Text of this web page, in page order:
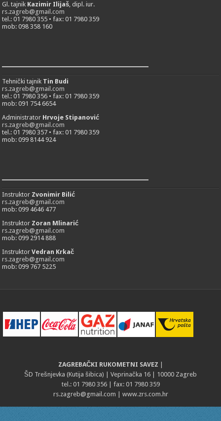
Gl. tajnik Kazimir Ilijaš , dipl. iur.
rs.zagreb@gmail.com
tel.: 01 7980 355 • fax: 01 7980 359
mob: 098 358 160
Tehnički tajnik Tin Budi
rs.zagreb@gmail.com
tel.: 01 7980 356 • fax: 01 7980 359
mob: 091 754 6654
Administrator Hrvoje Stipanović
rs.zagreb@gmail.com
tel.: 01 7980 357 • fax: 01 7980 359
mob: 099 8144 924
Instruktor Zvonimir Bilić
rs.zagreb@gmail.com
mob: 099 4646 477
Instruktor Zoran Mlinarić
rs.zagreb@gmail.com
mob: 099 2914 888
InstruktorVedran Krkač
rs.zagreb@gmail.com
mob: 099 767 5225
ZAGREBAČKI RUKOMETNI SAVEZ |
ŠD Trešnjevka (Kutija šibica) | Veprinačka 16 | 10000 Zagreb
tel.: 01 7980 356 | fax: 01 7980 359
rs.zagreb@gmail.com | www.zrs.com.hr